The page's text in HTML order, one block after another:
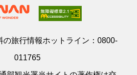
旅行情報ホットライン： 0800-
011765